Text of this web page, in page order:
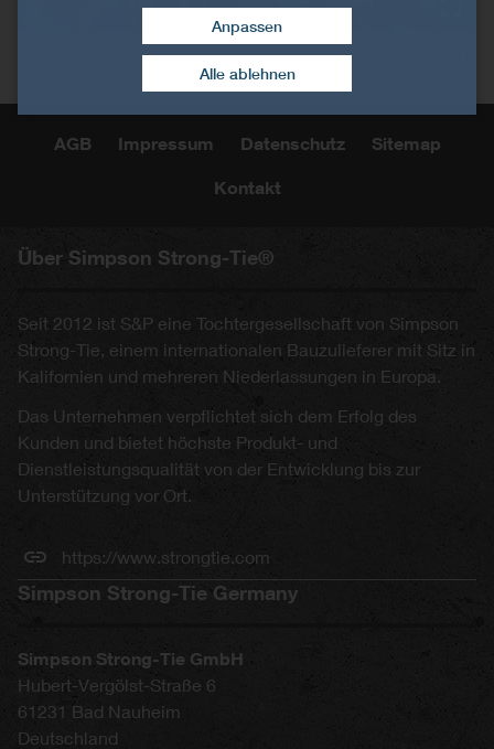
©SP-REINFORCEMENT
AGB Impressum Datenschutz Sitemap
Kontakt
Über Simpson Strong-Tie®
Seit 2012 ist S&P eine Tochtergesellschaft von Simpson
Strong-Tie, einem internationalen Bauzulieferer mit Sitz in
Kalifornien und mehreren Niederlassungen in Europa.
Das Unternehmen verpflichtet sich dem Erfolg des
Kunden und bietet höchste Produkt- und
Dienstleistungsqualität von der Entwicklung bis zur
Unterstützung vor Ort.
https://www.strongtie.com
Simpson Strong-Tie Germany
Simpson Strong-Tie GmbH
Hubert-Vergölst-Straße 6
61231 Bad Nauheim
Deutschland
Alle ablehnen
Zustimmung widerrufen
Anpassen